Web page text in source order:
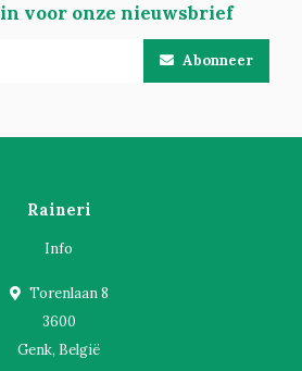
voor onze nieuwsbrief
Abonneer
Raineri
Info
Torenlaan 8
3600
Genk, België